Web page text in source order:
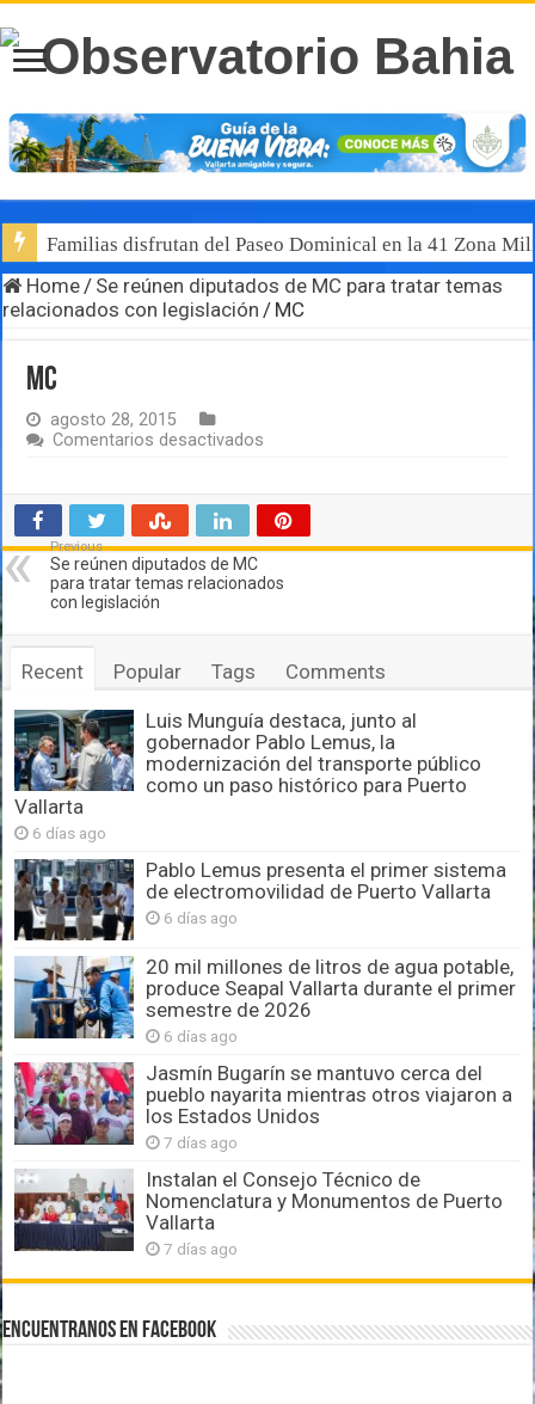
Familias disfrutan del Paseo Dominical en la 41 Zona
Home/ Se reúnen diputados de MC para tratar temas
relacionados con legislación / MC
MC
agosto 28, 2015
Comentarios desactivados
Previous
Se reúnen diputados de MC
para tratar temas relacionados
con legislación
Recent Popular Tags Comments
Luis Munguía destaca, junto al
gobernador Pablo Lemus, la
modernización del transporte público
como un paso histórico para Puerto
Vallarta
6 días ago
Pablo Lemus presenta el primer sistema
de electromovilidad de Puerto Vallarta
6 días ago
20 mil millones de litros de agua potable,
produce Seapal Vallarta durante el primer
semestre de 2026
6 días ago
Jasmín Bugarín se mantuvo cerca del
pueblo nayarita mientras otros viajaron a
los Estados Unidos
7 días ago
Instalan el Consejo Técnico de
Nomenclatura y Monumentos de Puerto
Vallarta
7 días ago
Encuentranos en Facebook